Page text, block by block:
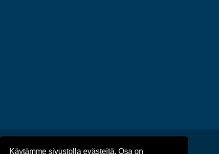
Käytämme sivustolla evästeitä. Osa on